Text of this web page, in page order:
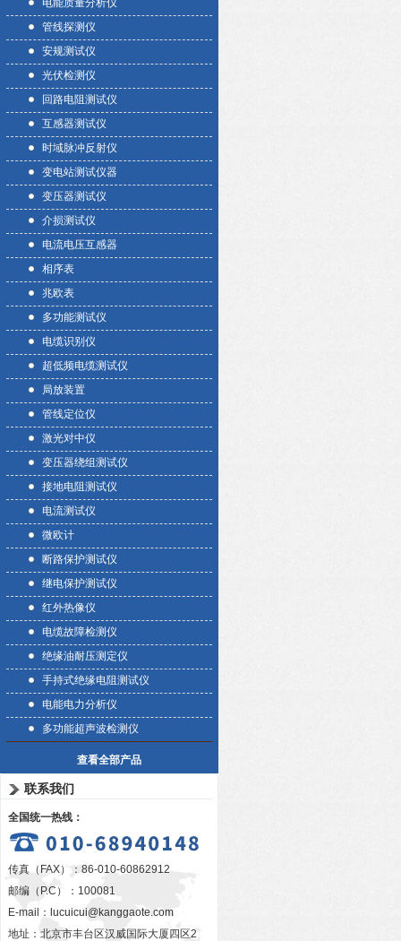
电能质量分析仪
管线探测仪
安规测试仪
光伏检测仪
回路电阻测试仪
互感器测试仪
时域脉冲反射仪
变电站测试仪器
变压器测试仪
介损测试仪
电流电压互感器
相序表
兆欧表
多功能测试仪
电缆识别仪
超低频电缆测试仪
局放装置
管线定位仪
激光对中仪
变压器绕组测试仪
接地电阻测试仪
电流测试仪
微欧计
断路保护测试仪
继电保护测试仪
红外热像仪
电缆故障检测仪
绝缘油耐压测定仪
手持式绝缘电阻测试仪
电能电力分析仪
多功能超声波检测仪
查看全部产品
联系我们
全国统一热线：
传真（FAX）：86-010-60862912
邮编（P.C）：100081
E-mail： lucuicui@kanggaote.com
地址：北京市丰台区汉威国际大厦四区2